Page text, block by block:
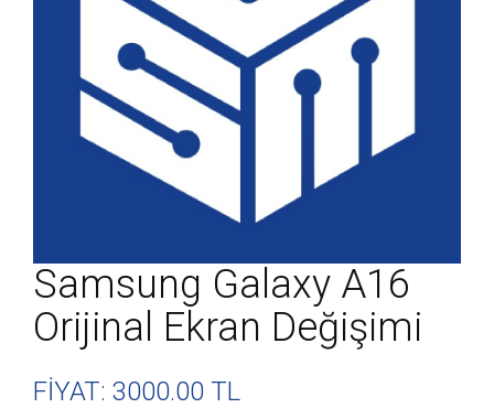
Samsung Galaxy A16
Orijinal Ekran Değişimi
FİYAT: 3000.00 TL